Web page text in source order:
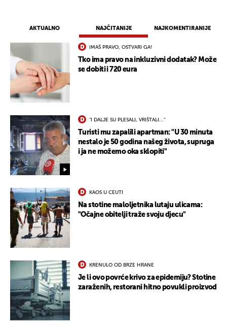
AKTUALNO NAJČITANIJE NAJKOMENTIRANIJE
IMAŠ PRAVO, OSTVARI GA!
Tko ima pravo na inkluzivni dodatak? Može
se dobiti i 720 eura
"I DALJE SU PLESALI, VRIŠTALI..."
Turisti mu zapalili apartman: "U 30 minuta
nestalo je 50 godina našeg života, supruga
i ja ne možemo oka sklopiti"
KAOS U CEUTI
Na stotine maloljetnika lutaju ulicama:
"Očajne obitelji traže svoju djecu"
KRENULO OD BRZE HRANE
Je li ovo povrće krivo za epidemiju? Stotine
zaraženih, restorani hitno povukli proizvod